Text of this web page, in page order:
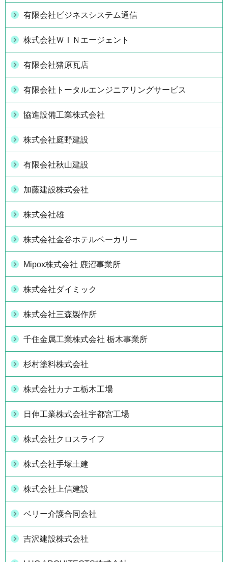
有限会社ビジネスシステム通信
株式会社ＷＩＮエージェント
有限会社猪原瓦店
有限会社トータルエンジニアリングサービス
協進設備工業株式会社
株式会社庭野建設
有限会社秋山建設
加藤建設株式会社
株式会社雄
株式会社金谷ホテルベーカリー
Mipox株式会社 鹿沼事業所
株式会社ダイミック
株式会社三森製作所
千住金属工業株式会社 栃木事業所
杉村塗料株式会社
株式会社カナエ栃木工場
日伸工業株式会社宇都宮工場
株式会社クロスライフ
株式会社手塚土建
株式会社上信建設
ベリー介護合同会社
吉沢建設株式会社